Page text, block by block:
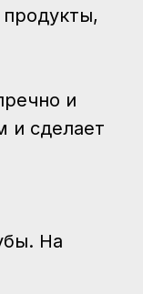
и
и сделает
На